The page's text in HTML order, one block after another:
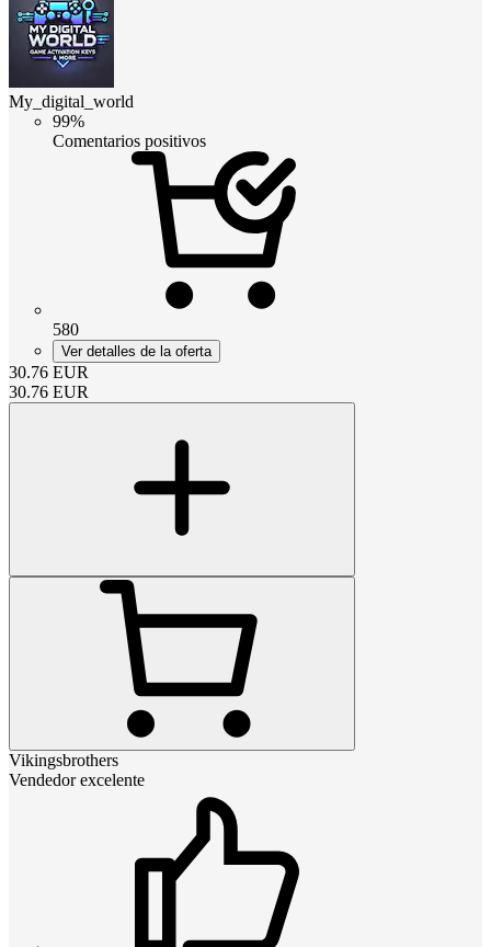
My_digital_world
99%
Comentarios positivos
580
Ver detalles de la oferta
30.76 EUR
30.76 EUR
Vikingsbrothers
Vendedor excelente